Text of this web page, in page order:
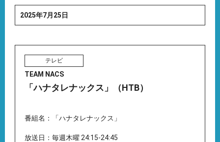
2025年7月25日
テレビ
TEAM NACS
「ハナタレナックス」（HTB）
番組名：「ハナタレナックス」
放送日：毎週木曜 24:15-24:45